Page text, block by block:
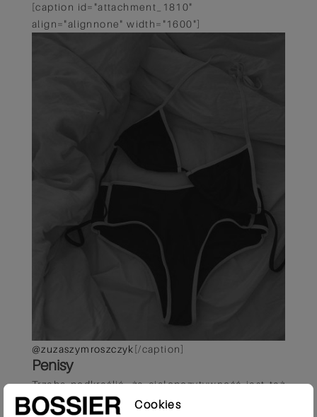
[caption id="attachment_1810"
align="alignnone" width="1600"]
@zuzaszymroszczyk [/caption]
Penisy
Trzeba podkreślić, że ciałopozytywność jest też
niezmiernie istotna dla mężczyzn. Szczególnie
ta dotycząca genitaliów. W popkulturze
Cookies